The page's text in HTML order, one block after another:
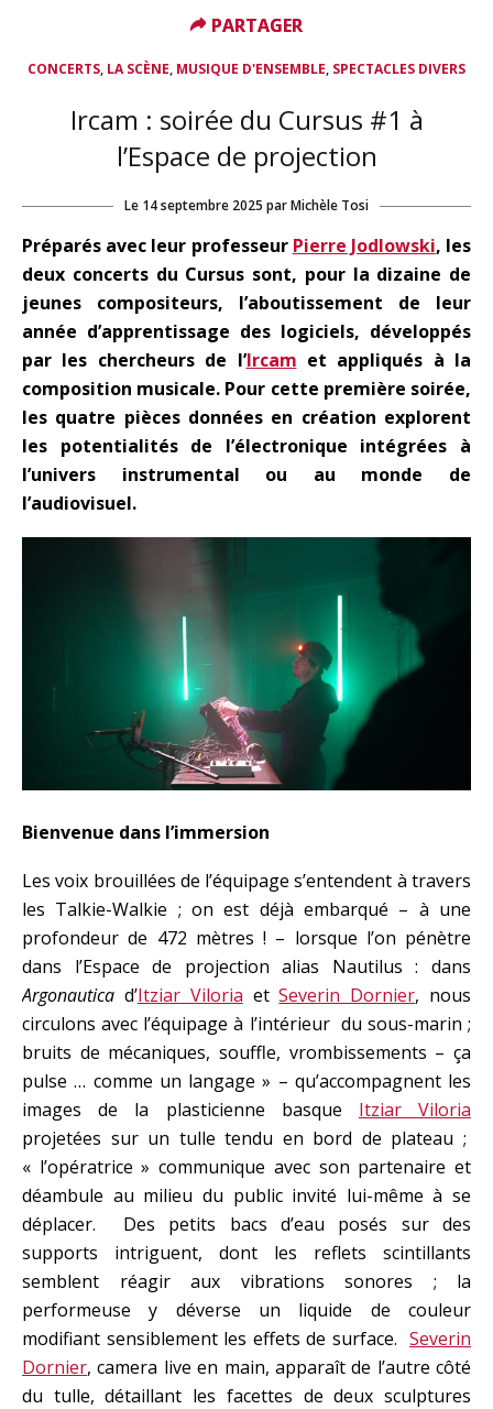
CONCERTS, LA SCÈNE, MUSIQUE D'ENSEMBLE, SPECTACLES DIVERS
Ircam : soirée du Cursus #1 à
l’Espace de projection
Le 14 septembre 2025 parMichèle Tosi
Préparés avec leur professeur Pierre Jodlowski, les
deux concerts du Cursus sont, pour la dizaine de
jeunes compositeurs, l’aboutissement de leur
année d’apprentissage des logiciels, développés
par les chercheurs de l’Ircam et appliqués à la
composition musicale. Pour cette première soirée,
les quatre pièces données en création explorent
les potentialités de l’électronique intégrées à
l’univers instrumental ou au monde de
l’audiovisuel.
Bienvenue dans l’immersion
Les voix brouillées de l’équipage s’entendent à travers
les Talkie-Walkie ; on est déjà embarqué – à une
profondeur de 472 mètres ! – lorsque l’on pénètre
dans l’Espace de projection alias Nautilus : dans
Argonautica d’Itziar Viloria etSeverin Dornier, nous
circulons avec l’équipage à l’intérieur du sous-marin ;
bruits de mécaniques, souffle, vrombissements – ça
pulse … comme un langage » – qu’accompagnent les
images de la plasticienne basque Itziar Viloria
projetées sur un tulle tendu en bord de plateau ;
« l’opératrice » communique avec son partenaire et
déambule au milieu du public invité lui-même à se
déplacer. Des petits bacs d’eau posés sur des
supports intriguent, dont les reflets scintillants
semblent réagir aux vibrations sonores ; la
performeuse y déverse un liquide de couleur
modifiant sensiblement les effets de surface. Severin
Dornier, camera live en main, apparaît de l’autre côté
du tulle, détaillant les facettes de deux sculptures
PARTAGER
PARTAGER